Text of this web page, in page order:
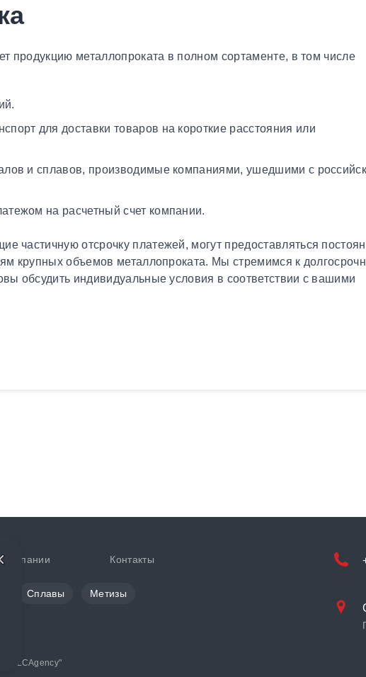
продукцию металлопроката в полном сортаменте, в том числе
для доставки товаров на короткие расстояния или
и сплавов, производимые компаниями, ушедшими с
на расчетный счет компании.
частичную отсрочку платежей, могут предоставляться
крупных объемов металлопроката. Мы стремимся к
обсудить индивидуальные условия в соответствии с вашими
компании Контакты
Сплавы Метизы
" LCAgency"